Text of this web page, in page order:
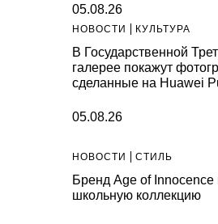
05.08.26
НОВОСТИ КУЛЬТУРА
В Государственной
галерее покажут
сделанные на Huawei
05.08.26
НОВОСТИ СТИЛЬ
Бренд Age of Innocence
школьную коллекцию